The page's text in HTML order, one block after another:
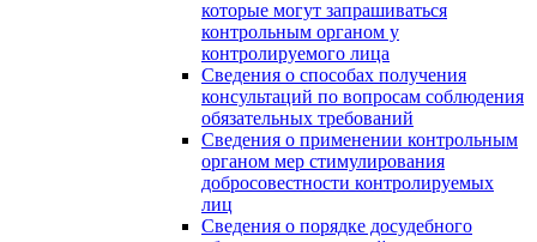
которые могут запрашиваться
контрольным органом у
контролируемого лица
Сведения о способах получения
консультаций по вопросам соблюдения
обязательных требований
Сведения о применении контрольным
органом мер стимулирования
добросовестности контролируемых
лиц
Сведения о порядке досудебного